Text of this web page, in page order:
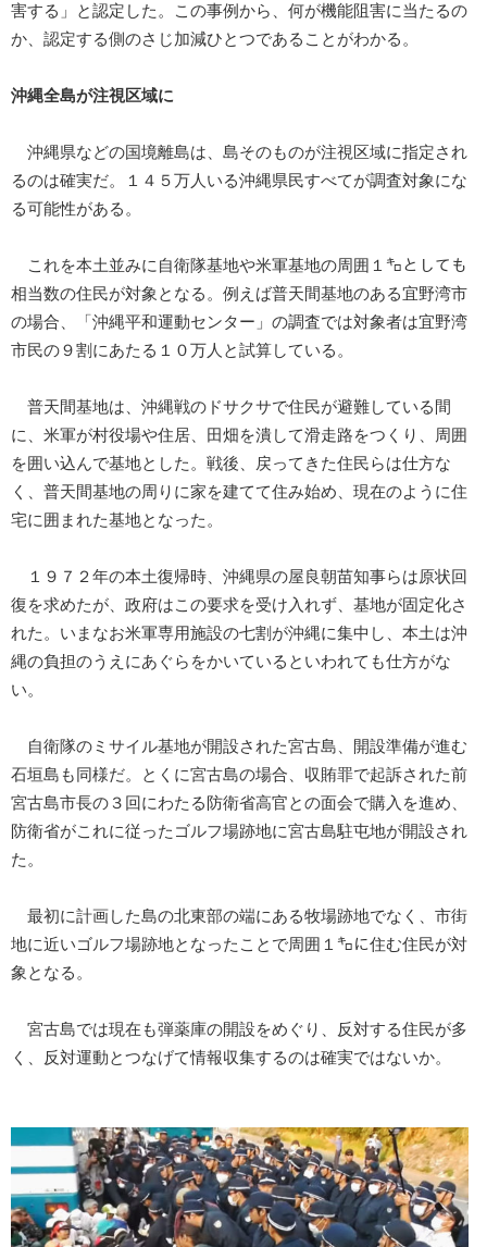
害する」と認定した。この事例から、何が機能阻害に当たるの
か、認定する側のさじ加減ひとつであることがわかる。
沖縄全島が注視区域に
沖縄県などの国境離島は、島そのものが注視区域に指定され
るのは確実だ。１４５万人いる沖縄県民すべてが調査対象にな
る可能性がある。
これを本土並みに自衛隊基地や米軍基地の周囲１㌔としても
相当数の住民が対象となる。例えば普天間基地のある宜野湾市
の場合、「沖縄平和運動センター」の調査では対象者は宜野湾
市民の９割にあたる１０万人と試算している。
普天間基地は、沖縄戦のドサクサで住民が避難している間
に、米軍が村役場や住居、田畑を潰して滑走路をつくり、周囲
を囲い込んで基地とした。戦後、戻ってきた住民らは仕方な
く、普天間基地の周りに家を建てて住み始め、現在のように住
宅に囲まれた基地となった。
１９７２年の本土復帰時、沖縄県の屋良朝苗知事らは原状回
復を求めたが、政府はこの要求を受け入れず、基地が固定化さ
れた。いまなお米軍専用施設の七割が沖縄に集中し、本土は沖
縄の負担のうえにあぐらをかいているといわれても仕方がな
い。
自衛隊のミサイル基地が開設された宮古島、開設準備が進む
石垣島も同様だ。とくに宮古島の場合、収賄罪で起訴された前
宮古島市長の３回にわたる防衛省高官との面会で購入を進め、
防衛省がこれに従ったゴルフ場跡地に宮古島駐屯地が開設され
た。
最初に計画した島の北東部の端にある牧場跡地でなく、市街
地に近いゴルフ場跡地となったことで周囲１㌔に住む住民が対
象となる。
宮古島では現在も弾薬庫の開設をめぐり、反対する住民が多
く、反対運動とつなげて情報収集するのは確実ではないか。